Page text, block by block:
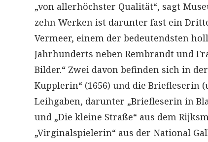
„von allerhöchster Qualität“, sagt
zehn Werken ist darunter fast ein
Vermeer, einem der bedeutendsten
Jahrhunderts neben Rembrandt und
Bilder.“ Zwei davon befinden sich in
Kupplerin“ (1656) und die Briefleserin
Leihgaben, darunter „Briefleserin in
und „Die kleine Straße“ aus dem
„Virginalspielerin“ aus der National